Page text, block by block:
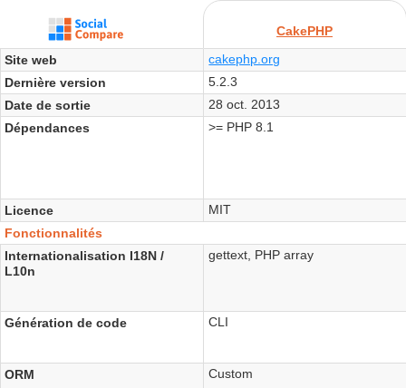
CakePHP
Site web
cakephp.org
Dernière version
5.2.3
Date de sortie
28 oct. 2013
Dépendances
>= PHP 8.1
Licence
MIT
Fonctionnalités
Internationalisation I18N /
L10n
gettext, PHP array
Génération de code CLI
ORM Custom